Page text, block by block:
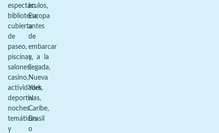
espectáculos,
biblioteca,
cubierta
de
paseo,
piscinas,
salones,
casino,
actividades
deportivas,
noches
temáticas
y
en
Europa
antes
de
embarcar
y, a la
llegada,
Nueva
York,
el
Caribe,
Brasil
o